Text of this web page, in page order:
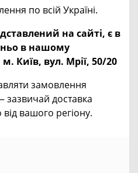
по всій Україні.
на сайті, є в
в нашому
м. Київ, вул. Мрії, 50/20
замовлення
доставка
вашого регіону.